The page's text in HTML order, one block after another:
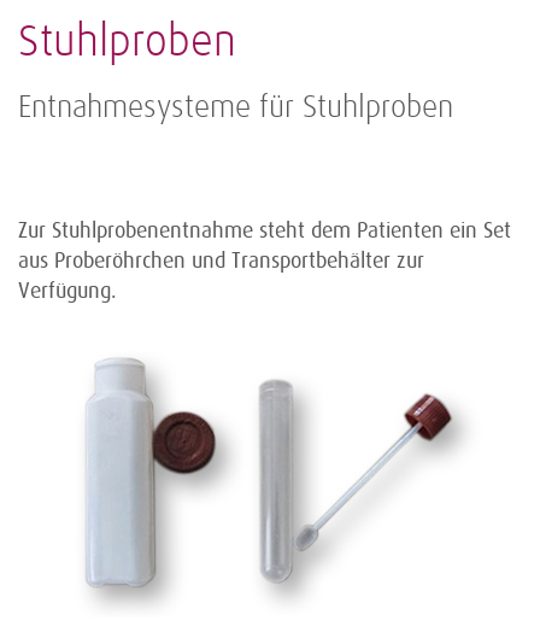
Stuhlproben
Entnahmesysteme für Stuhlproben
Zur Stuhlprobenentnahme steht dem Patienten ein Set
aus Proberöhrchen und Transportbehälter zur
Verfügung.